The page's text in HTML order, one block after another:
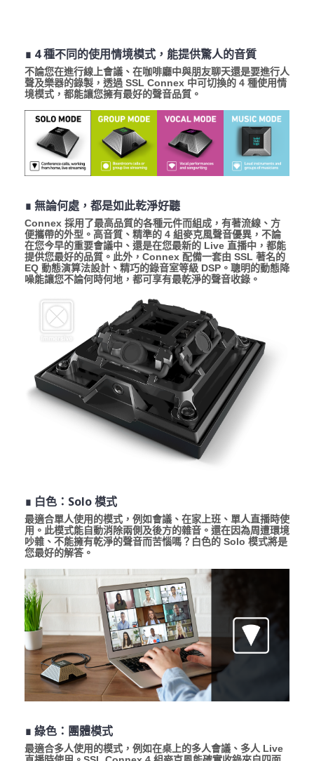
∎ 4 種不同的使用情境模式，能提供驚人的音質
不論您在進行線上會議、在咖啡廳中與朋友聊天還是要進行人
聲及樂器的錄製，透過 SSL Connex 中可切換的 4 種使用情
境模式，都能讓您擁有最好的聲音品質。
∎ 無論何處，都是如此乾淨好聽
Connex 採用了最高品質的各種元件而組成，有著流線、方
便攜帶的外型。高音質、精準的 4 組麥克風聲音優異，不論
在您今早的重要會議中、還是在您最新的 Live 直播中，都能
提供您最好的品質。此外，Connex 配備一套由 SSL 著名的
EQ 動態演算法設計、精巧的錄音室等級 DSP。聰明的動態降
噪能讓您不論何時何地，都可享有最乾淨的聲音收錄。
∎ 白色：Solo 模式
最適合單人使用的模式，例如會議、在家上班、單人直播時使
用。此模式能自動消除兩側及後方的雜音。還在因為周遭環境
吵雜、不能擁有乾淨的聲音而苦惱嗎？白色的 Solo 模式將是
您最好的解答。
∎ 綠色：團體模式
最適合多人使用的模式，例如在桌上的多人會議、多人 Live